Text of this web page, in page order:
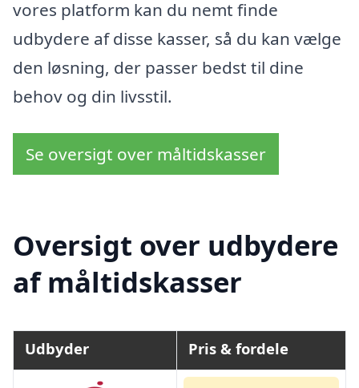
vores platform kan du nemt finde
udbydere af disse kasser, så du kan vælge
den løsning, der passer bedst til dine
behov og din livsstil.
Se oversigt over måltidskasser
Oversigt over udbydere
af måltidskasser
Udbyder Pris & fordele